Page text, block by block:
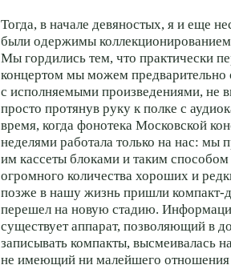
Тогда, в начале девяностых, я и еще
были одержимы коллекционированием
Мы гордились тем, что практически
концертом мы можем предварительно
с исполняемыми произведениями, не
просто протянув руку к полке с
время, когда фонотека Московской
неделями работала только на нас: мы
им кассеты блоками и таким способом
огромного количества хороших и
позже в нашу жизнь пришли компакт-
перешел на новую стадию.
существует аппарат, позволяющий в
записывать компакты, высмеивалась
не имеющий ни малейшего отношения